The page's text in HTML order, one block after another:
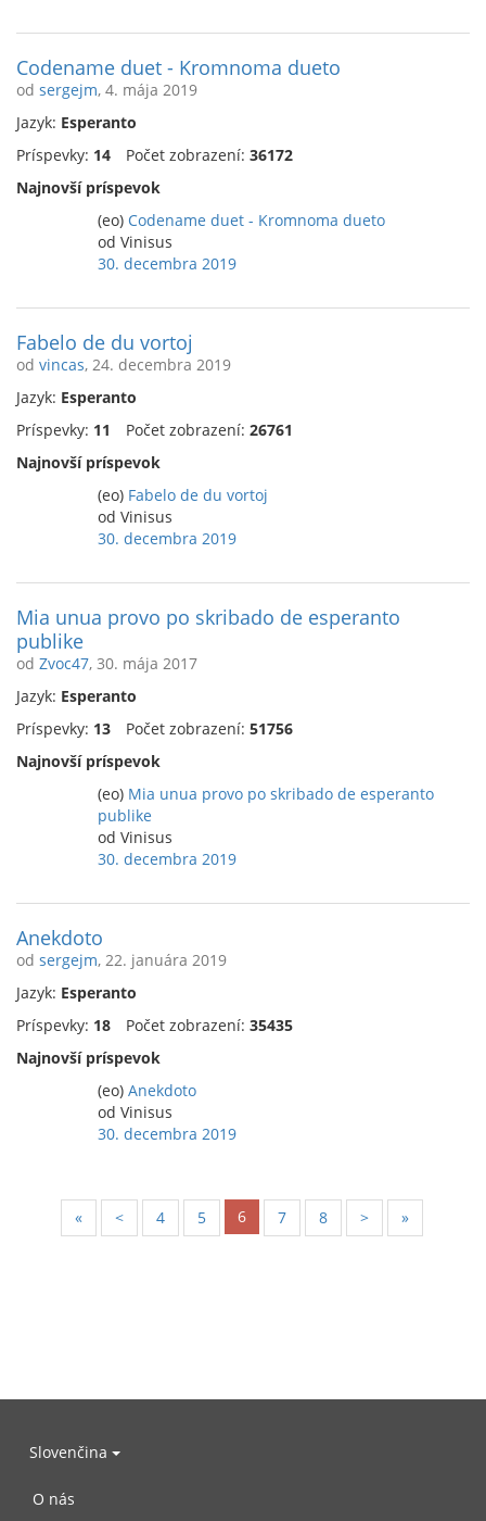
Codename duet - Kromnoma dueto
od sergejm, 4. mája 2019
Jazyk: Esperanto
Príspevky: 14 Počet zobrazení: 36172
Najnovší príspevok
(eo) Codename duet - Kromnoma dueto
od Vinisus
30. decembra 2019
Fabelo de du vortoj
od vincas, 24. decembra 2019
Jazyk: Esperanto
Príspevky: 11 Počet zobrazení: 26761
Najnovší príspevok
(eo) Fabelo de du vortoj
od Vinisus
30. decembra 2019
Mia unua provo po skribado de esperanto
publike
od Zvoc47, 30. mája 2017
Jazyk: Esperanto
Príspevky: 13 Počet zobrazení: 51756
Najnovší príspevok
(eo) Mia unua provo po skribado de esperanto
publike
od Vinisus
30. decembra 2019
Anekdoto
od sergejm, 22. januára 2019
Jazyk: Esperanto
Príspevky: 18 Počet zobrazení: 35435
Najnovší príspevok
(eo) Anekdoto
od Vinisus
30. decembra 2019
« < 4 5 6 7 8 > »
Slovenčina
O nás